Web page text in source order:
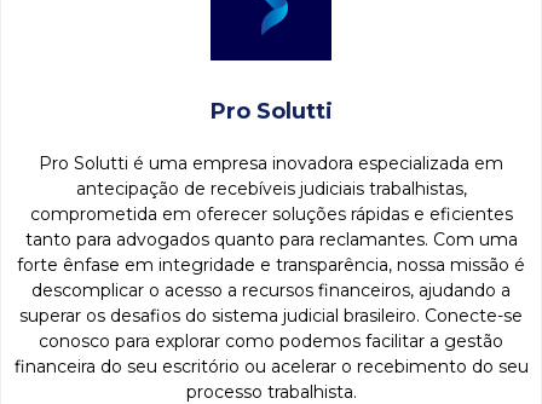
Pro Solutti
Pro Solutti é uma empresa inovadora especializada em
antecipação de recebíveis judiciais trabalhistas,
comprometida em oferecer soluções rápidas e eficientes
tanto para advogados quanto para reclamantes. Com uma
forte ênfase em integridade e transparência, nossa missão é
descomplicar o acesso a recursos financeiros, ajudando a
superar os desafios do sistema judicial brasileiro. Conecte-se
conosco para explorar como podemos facilitar a gestão
financeira do seu escritório ou acelerar o recebimento do seu
processo trabalhista.